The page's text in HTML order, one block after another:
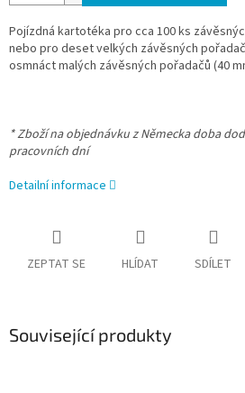
Pojízdná kartotéka pro cca 100 ks
nebo pro deset velkých závěsných
osmnáct malých závěsných pořadačů (40
* Zboží na objednávku z Německa doba
pracovních dní
Detailní informace
ZEPTAT SE HLÍDAT SDÍLET
Související produkty